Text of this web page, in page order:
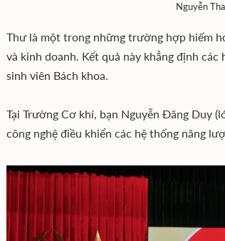
Nguyễn
Thư là một trong những trường hợp hiếm
và kinh doanh. Kết quả này khẳng định
sinh viên Bách khoa.
Tại Trường Cơ khí, bạn Nguyễn Đăng Duy
công nghệ điều khiển các hệ thống năng